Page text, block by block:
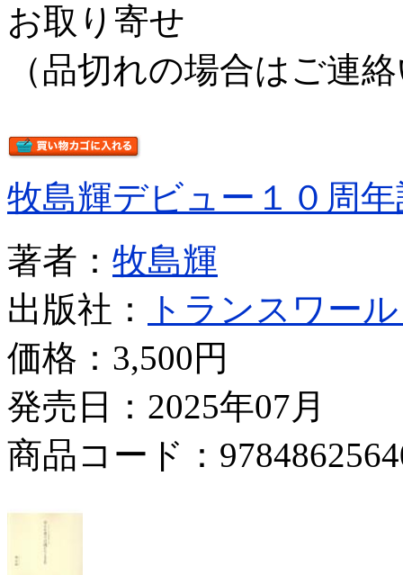
お取り寄せ
（品切れの場合はご連
牧島輝デビュー１０周
著者： 牧島輝
出版社：
トランスワー
価格： 3,500円
発売日：2025年07月
商品コード：